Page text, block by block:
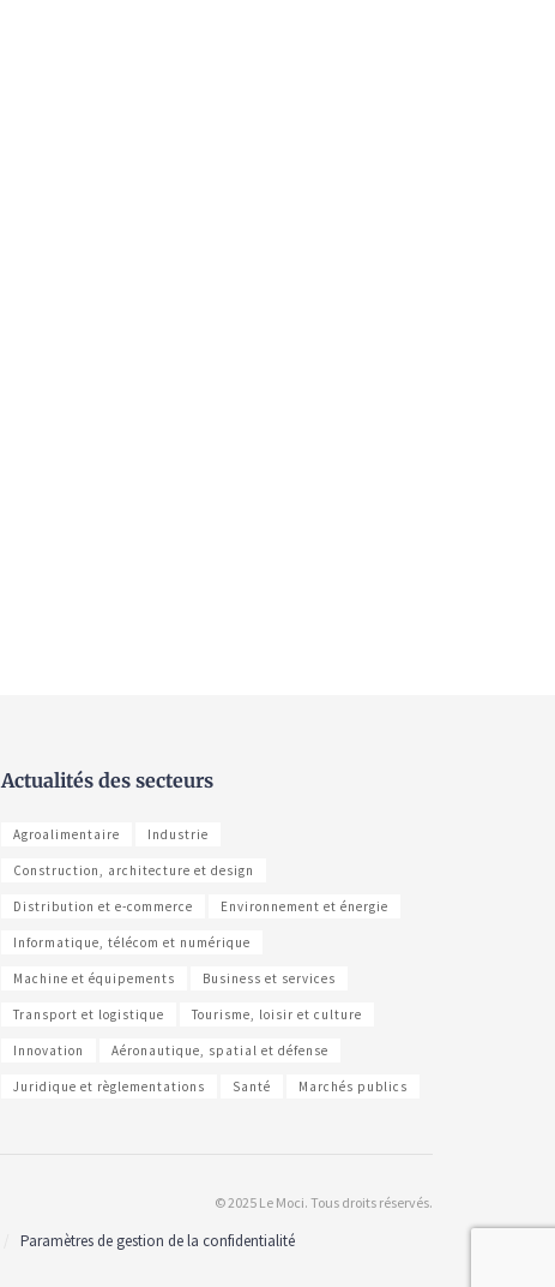
Actualités des secteurs
Agroalimentaire Industrie
Construction, architecture et design
Distribution et e-commerce Environnement et énergie
Informatique, télécom et numérique
Machine et équipements Business et services
Transport et logistique Tourisme, loisir et culture
Innovation Aéronautique, spatial et défense
Juridique et règlementations Santé Marchés publics
© 2025 Le Moci. Tous droits réservés.
Paramètres de gestion de la confidentialité